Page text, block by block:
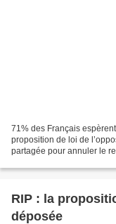
71% des Français
proposition de loi de
partagée pour annuler le
RIP : la
déposée